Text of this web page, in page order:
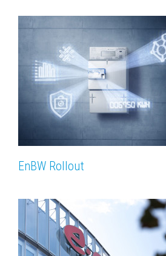
EnBW Rollout